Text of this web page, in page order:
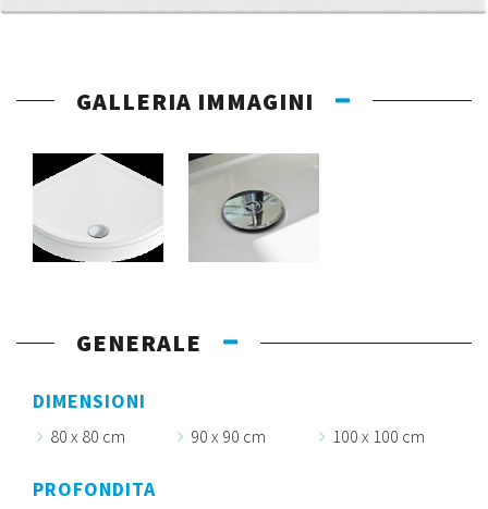
GALLERIA IMMAGINI
GENERALE
DIMENSIONI
80 x 80 cm 90 x 90 cm 100 x 100 cm
PROFONDITA